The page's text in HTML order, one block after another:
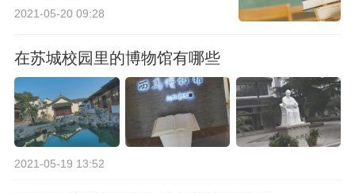
2021-05-20 09:28
在苏城校园里的博物馆有哪些
2021-05-19 13:52